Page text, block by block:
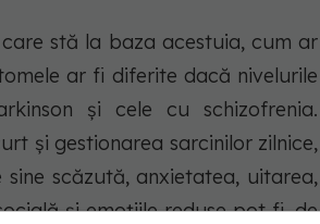
stă la baza acestuia, cum ar
ar fi diferite dacă nivelurile
și cele cu schizofrenia.
și gestionarea sarcinilor zilnice,
scăzută, anxietatea, uitarea,
și emoțiile reduse pot fi, de